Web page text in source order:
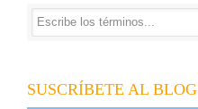
SUSCRÍBETE AL BLOG